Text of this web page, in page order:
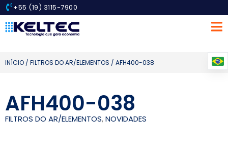
+55 (19) 3115-7900
INÍCIO / FILTROS DO AR/ELEMENTOS / AFH400-038
AFH400-038
FILTROS DO AR/ELEMENTOS,NOVIDADES